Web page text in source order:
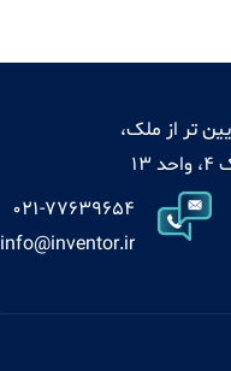
تر از ملک،
021-77639654
info@inventor.ir